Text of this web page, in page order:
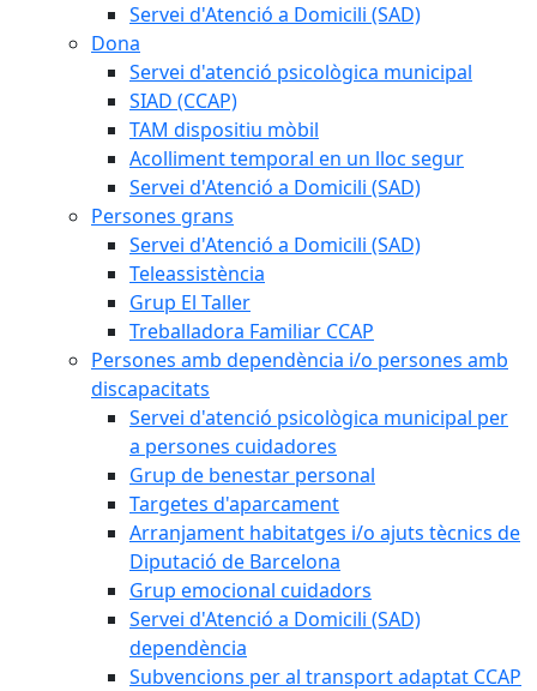
Servei d'Atenció a Domicili (SAD)
Dona
Servei d'atenció psicològica municipal
SIAD (CCAP)
TAM dispositiu mòbil
Acolliment temporal en un lloc segur
Servei d'Atenció a Domicili (SAD)
Persones grans
Servei d'Atenció a Domicili (SAD)
Teleassistència
Grup El Taller
Treballadora Familiar CCAP
Persones amb dependència i/o persones amb
discapacitats
Servei d'atenció psicològica municipal per
a persones cuidadores
Grup de benestar personal
Targetes d'aparcament
Arranjament habitatges i/o ajuts tècnics de
Diputació de Barcelona
Grup emocional cuidadors
Servei d'Atenció a Domicili (SAD)
dependència
Subvencions per al transport adaptat CCAP